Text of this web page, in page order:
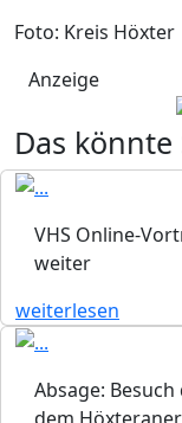
Foto: Kreis Höxter
Anzeige
Das
VHS Online-
weiter
weiterlesen
Absage: